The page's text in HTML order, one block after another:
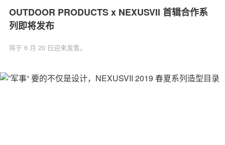
OUTDOOR PRODUCTS x NEXUSVII 首辑合作系
列即将发布
将于 6 月 20 日迎来发售。